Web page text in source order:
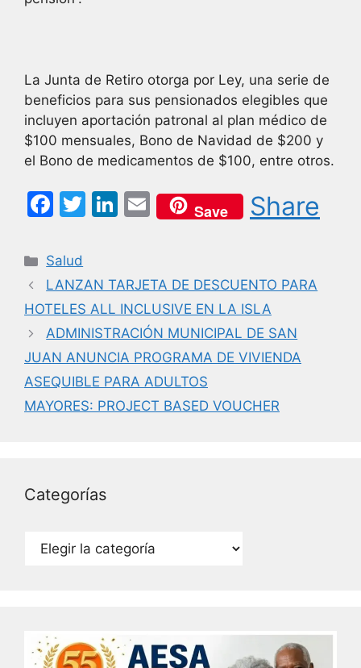
La Junta de Retiro otorga por Ley, una serie de
beneficios para sus pensionados elegibles que
incluyen aportación patronal al plan médico de
$100 mensuales, Bono de Navidad de $200 y
el Bono de medicamentos de $100, entre otros.
F
c
e
b
o
o
k
T
er
Li
e
dI
n
E
m
l
Save Share
Categorías
Salud
LANZAN TARJETA DE DESCUENTO PARA
HOTELES ALL INCLUSIVE EN LA ISLA
ADMINISTRACIÓN MUNICIPAL DE SAN
JUAN ANUNCIA PROGRAMA DE VIVIENDA
ASEQUIBLE PARA ADULTOS
MAYORES: PROJECT BASED VOUCHER
Categorías
Categorías